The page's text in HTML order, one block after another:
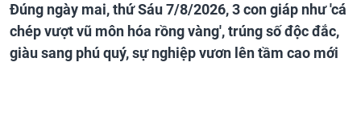
Đúng ngày mai, thứ Sáu 7/8/2026, 3 con giáp như 'cá
chép vượt vũ môn hóa rồng vàng', trúng số độc đắc,
giàu sang phú quý, sự nghiệp vươn lên tầm cao mới